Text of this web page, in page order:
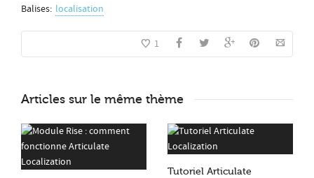
Balises: localisation
1
Articles sur le même thème
Tutoriel Articulate